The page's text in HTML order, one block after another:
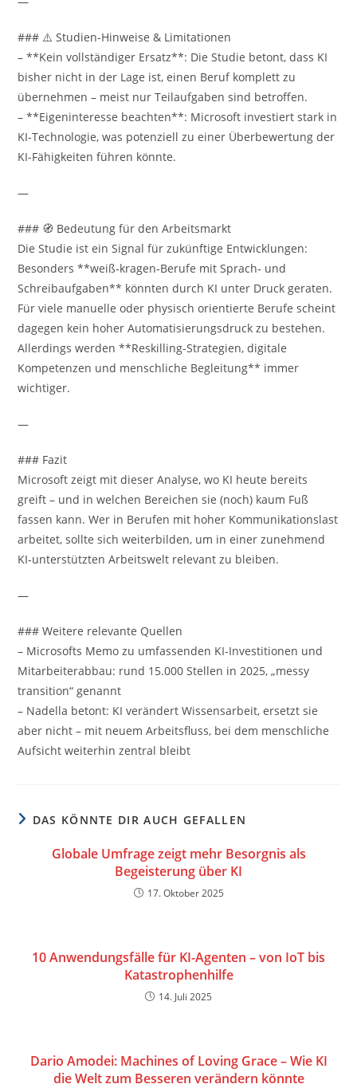
### ⚠️ Studien-Hinweise & Limitationen
– **Kein vollständiger Ersatz**: Die Studie betont, dass KI
bisher nicht in der Lage ist, einen Beruf komplett zu
übernehmen – meist nur Teilaufgaben sind betroffen.
– **Eigeninteresse beachten**: Microsoft investiert stark in
KI-Technologie, was potenziell zu einer Überbewertung der
KI-Fähigkeiten führen könnte.
—
### 🧭 Bedeutung für den Arbeitsmarkt
Die Studie ist ein Signal für zukünftige Entwicklungen:
Besonders **weiß‑kragen‑Berufe mit Sprach‑ und
Schreibaufgaben** könnten durch KI unter Druck geraten.
Für viele manuelle oder physisch orientierte Berufe scheint
dagegen kein hoher Automatisierungsdruck zu bestehen.
Allerdings werden **Reskilling-Strategien, digitale
Kompetenzen und menschliche Begleitung** immer
wichtiger.
—
### Fazit
Microsoft zeigt mit dieser Analyse, wo KI heute bereits
greift – und in welchen Bereichen sie (noch) kaum Fuß
fassen kann. Wer in Berufen mit hoher Kommunikationslast
arbeitet, sollte sich weiterbilden, um in einer zunehmend
KI‑unterstützten Arbeitswelt relevant zu bleiben.
—
### Weitere relevante Quellen
– Microsofts Memo zu umfassenden KI-Investitionen und
Mitarbeiterabbau: rund 15.000 Stellen in 2025, „messy
transition“ genannt
– Nadella betont: KI verändert Wissensarbeit, ersetzt sie
aber nicht – mit neuem Arbeitsfluss, bei dem menschliche
Aufsicht weiterhin zentral bleibt
DAS KÖNNTE DIR AUCH GEFALLEN
Globale Umfrage zeigt mehr Besorgnis als
Begeisterung über KI
17. Oktober 2025
10 Anwendungsfälle für KI-Agenten – von IoT bis
Katastrophenhilfe
14. Juli 2025
Dario Amodei: Machines of Loving Grace – Wie KI
die Welt zum Besseren verändern könnte